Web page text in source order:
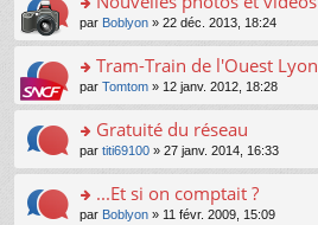
ré
c
e
nt
le
pl
u
ré
c
e
nt
n
lu
le
pl
u
ré
c
e
nt
a
g
e
n
n
lu
le
pl
u
ré
c
e
a
g
e
n
n
lu
le
pl
ult
er
le
m
e
a
g
e
n
o
n
ult
er
le
m
e
a
g
par Boblyon » 22 déc. 2013, 18:24
o
n
ult
er
le
m
e
Tram-Train de l'Ouest
par Tomtom » 12 janv. 2012, 18:28
o
n
ult
er
Gratuité du réseau
par titi69100 » 27 janv. 2014, 16:33
o
...Et si on comptait ?
par Boblyon » 11 févr. 2009, 15:09